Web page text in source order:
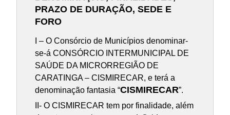
PRAZO DE DURAÇÃO, SEDE E
FORO
I – O Consórcio de Municípios denominar-
se-á CONSÓRCIO INTERMUNICIPAL DE
SAÚDE DA MICRORREGIÃO DE
CARATINGA – CISMIRECAR, e terá a
denominação fantasia “CISMIRECAR”.
II- O CISMIRECAR tem por finalidade, além